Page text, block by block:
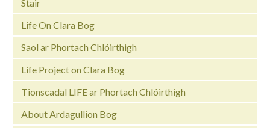
Stair
Life On Clara Bog
Saol ar Phortach Chlóirthigh
Life Project on Clara Bog
Tionscadal LIFE ar Phortach Chlóirthigh
About Ardagullion Bog